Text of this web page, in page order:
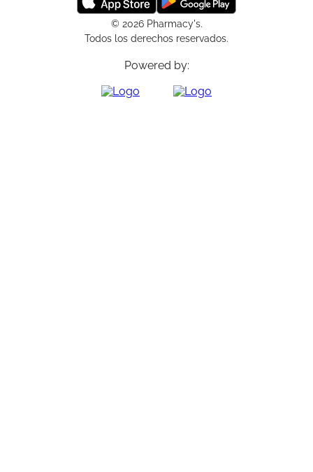
© 2026 Pharmacy's.
Todos los derechos reservados.
Powered by: